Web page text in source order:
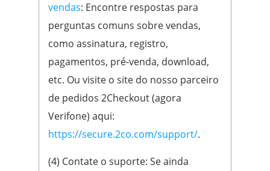
vendas: Encontre respostas para
perguntas comuns sobre vendas,
como assinatura, registro,
pagamentos, pré-venda, download,
etc. Ou visite o site do nosso parceiro
de pedidos 2Checkout (agora
Verifone) aqui:
https://secure.2co.com/support/.
(4) Contate o suporte: Se ainda